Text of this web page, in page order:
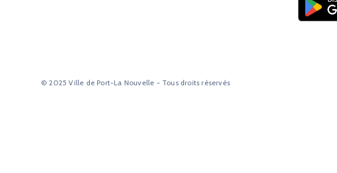
© 2025 Ville de Port-La Nouvelle - Tous droits réservés